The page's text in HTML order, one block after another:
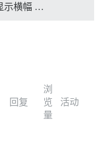
示横幅 …
回复
浏
览
量
活动